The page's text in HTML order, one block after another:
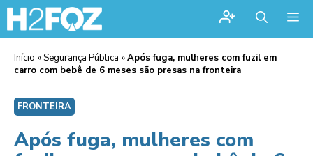
Início »Segurança Pública »Após fuga, mulheres com fuzil em
carro com bebê de 6 meses são presas na fronteira
FRONTEIRA
Após fuga, mulheres com